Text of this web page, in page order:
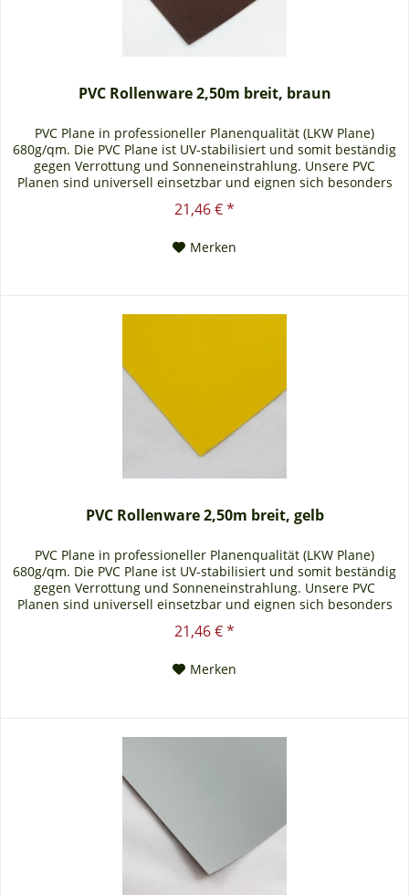
PVC Rollenware 2,50m breit, braun
PVC Plane in professioneller Planenqualität (LKW Plane)
680g/qm. Die PVC Plane ist UV-stabilisiert und somit beständig
gegen Verrottung und Sonneneinstrahlung. Unsere PVC
Planen sind universell einsetzbar und eignen sich besonders
als Carportplane, Balkonabtrennung, Abdeckplane für
Brennholz, Sandkastenabdeckung oder für Ihren Anhänger.
21,46 € *
Merken
PVC Rollenware 2,50m breit, gelb
PVC Plane in professioneller Planenqualität (LKW Plane)
680g/qm. Die PVC Plane ist UV-stabilisiert und somit beständig
gegen Verrottung und Sonneneinstrahlung. Unsere PVC
Planen sind universell einsetzbar und eignen sich besonders
als Carportplane, Balkonabtrennung, Abdeckplane für
Brennholz, Sandkastenabdeckung oder für Ihren Anhänger.
21,46 € *
Merken